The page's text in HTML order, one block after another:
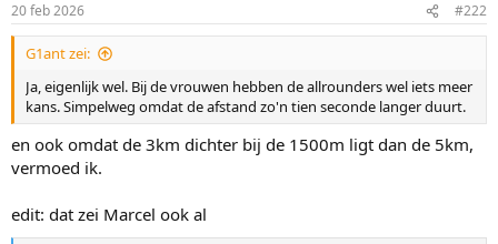
20 feb 2026 #222
G1ant zei:
Ja, eigenlijk wel. Bij de vrouwen hebben de allrounders wel iets meer
kans. Simpelweg omdat de afstand zo'n tien seconde langer duurt.
en ook omdat de 3km dichter bij de 1500m ligt dan de 5km,
vermoed ik.
edit: dat zei Marcel ook al